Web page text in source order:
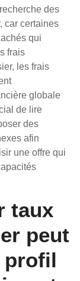
des
car certaines
qui
frais
les frais
globale
de lire
des
afin
une offre qui
taux
peut
profil